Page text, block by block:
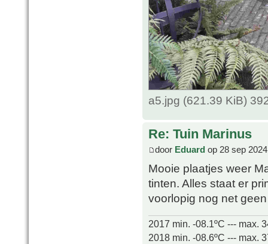
a5.jpg (621.39 KiB)
Re: Tuin Marinus
door Eduard op 28 sep
Mooie plaatjes weer
tinten. Alles staat er
voorlopig nog net
2017 min. -08.1ºC --- max.
2018 min. -08.6ºC --- max.